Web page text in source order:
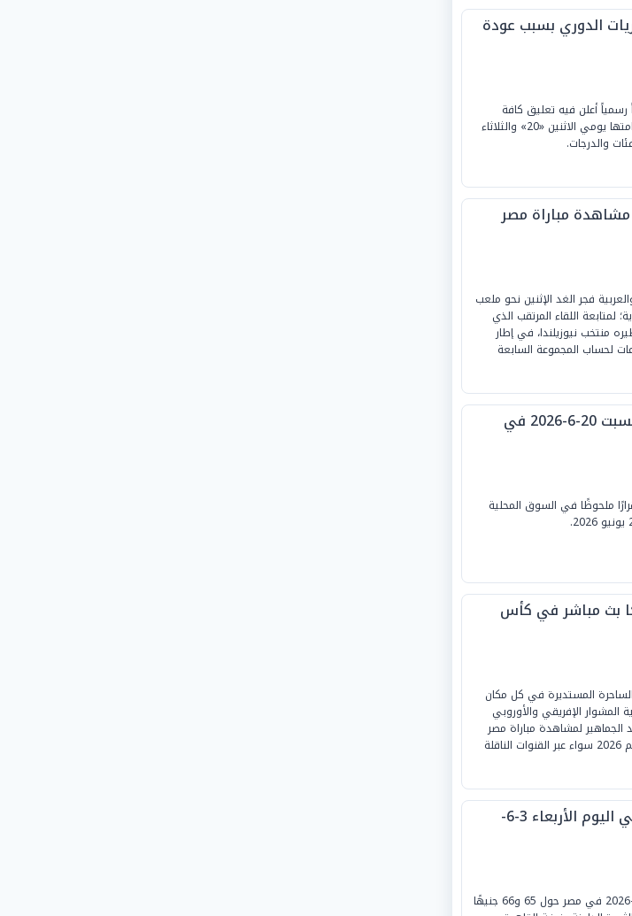
الدوري بسبب عودة
رسمياً أعلن فيه تعليق كافة
المباريات والأنشطة الرياضية المقررة إقامتها يومي الاثنين «20» والثلاثاء
مباراة مصر
فجر الغد الإثنين نحو ملعب
اللقاء المرتقب الذي
منتخب نيوزيلندا، في إطار
لحساب المجموعة السابعة
أسعار كرتونة البيض اليوم السبت 20-6-2026 في
ملحوظًا في السوق المحلية
بث مباشر في كأس
المستديرة في كل مكان
المشوار الإفريقي والأوروبي
لمشاهدة مباراة مصر
وبلجيكا اليوم بث مباشر في كأس العالم 2026 سواء عبر القنوات الناقلة
أسعار الدواجن والبط والرومي اليوم الأربعاء 3-6-
جاءت أسعار الدواجن اليوم الأربعاء 3-6-2026 في مصر حول 65 و66 جنيهًا